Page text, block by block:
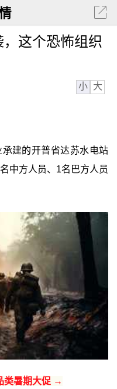
这个恐怖组织
小 大
建的开普省达苏水电站
中方人员、1名巴方人员
类暑期大促 →